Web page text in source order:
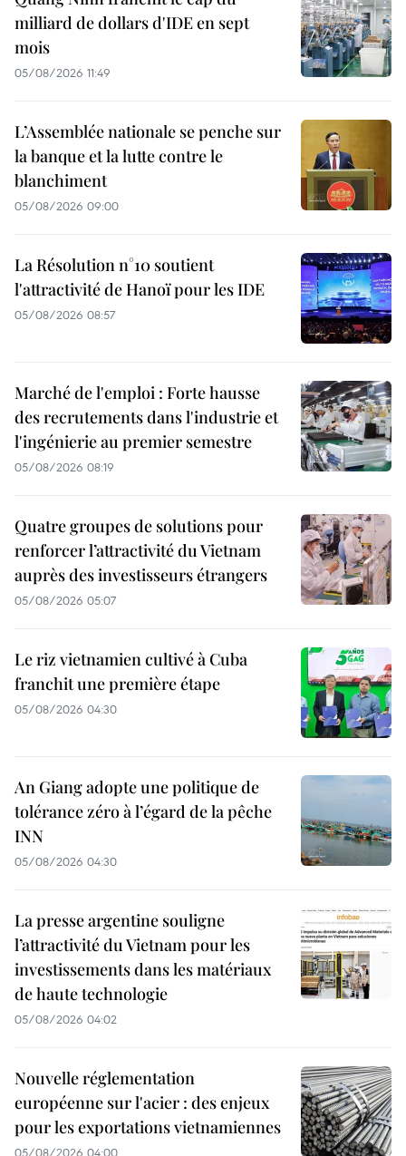
milliard de dollars d'IDE en sept
mois
05/08/2026 11:49
L’Assemblée nationale se penche sur
la banque et la lutte contre le
blanchiment
05/08/2026 09:00
La Résolution n°10 soutient
l'attractivité de Hanoï pour les IDE
05/08/2026 08:57
Marché de l'emploi : Forte hausse
des recrutements dans l'industrie et
l'ingénierie au premier semestre
05/08/2026 08:19
Quatre groupes de solutions pour
renforcer l’attractivité du Vietnam
auprès des investisseurs étrangers
05/08/2026 05:07
Le riz vietnamien cultivé à Cuba
franchit une première étape
05/08/2026 04:30
An Giang adopte une politique de
tolérance zéro à l’égard de la pêche
INN
05/08/2026 04:30
La presse argentine souligne
l’attractivité du Vietnam pour les
investissements dans les matériaux
de haute technologie
05/08/2026 04:02
Nouvelle réglementation
européenne sur l'acier : des enjeux
pour les exportations vietnamiennes
05/08/2026 04:00